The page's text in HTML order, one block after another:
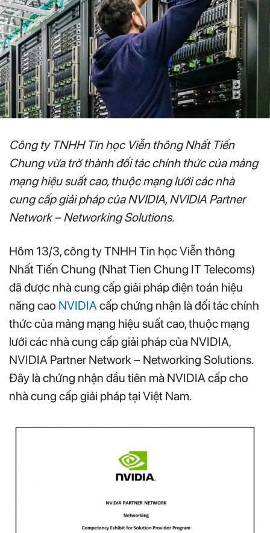
Công ty TNHH Tin học Viễn thông Nhất Tiến
Chung vừa trở thành đối tác chính thức của mảng
mạng hiệu suất cao, thuộc mạng lưới các nhà
cung cấp giải pháp của NVIDIA, NVIDIA Partner
Network – Networking Solutions.
Hôm 13/3, công ty TNHH Tin học Viễn thông
Nhất Tiến Chung (Nhat Tien Chung IT Telecoms)
đã được nhà cung cấp giải pháp điện toán hiệu
năng cao NVIDIAcấp chứng nhận là đối tác chính
thức của mảng mạng hiệu suất cao, thuộc mạng
lưới các nhà cung cấp giải pháp của NVIDIA,
NVIDIA Partner Network – Networking Solutions.
Đây là chứng nhận đầu tiên mà NVIDIA cấp cho
nhà cung cấp giải pháp tại Việt Nam.